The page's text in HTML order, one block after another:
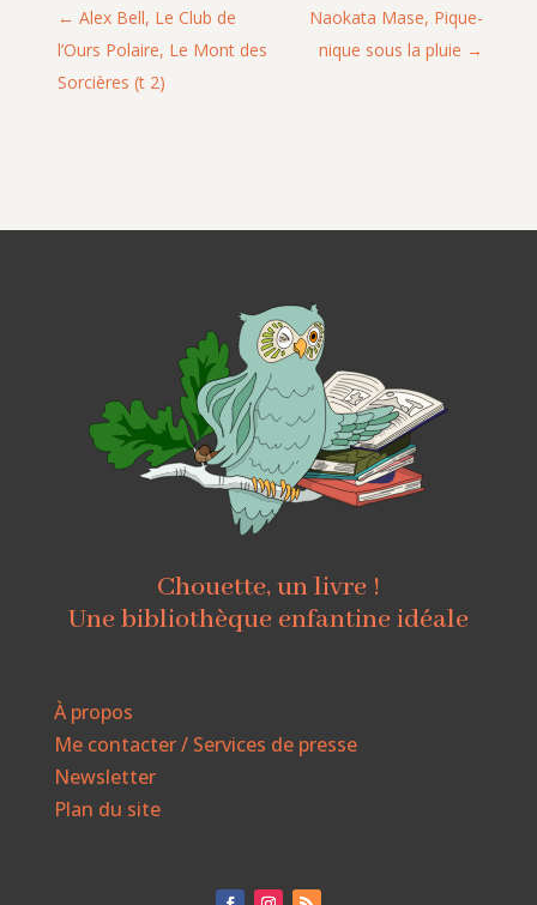
Naokata Mase, Pique-
nique sous la pluie
Alex Bell, Le Club de
l’Ours Polaire, Le Mont des
Sorcières (t 2)
Chouette, un livre !
Une bibliothèque enfantine idéale
À propos
Me contacter / Services de presse
Newsletter
Plan du site